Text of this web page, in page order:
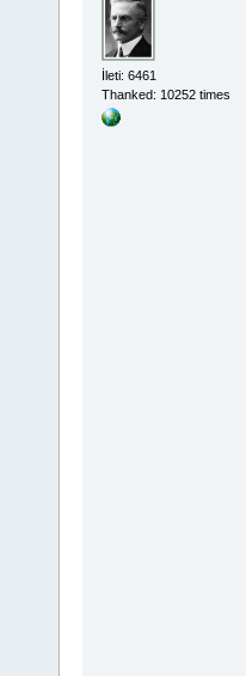
İleti: 6461
Thanked: 10252 times